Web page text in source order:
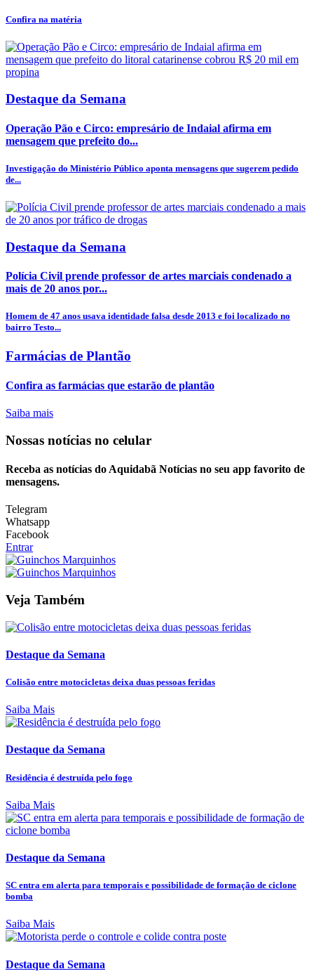
Confira na matéria
Destaque da Semana
Operação Pão e Circo: empresário de Indaial afirma em
mensagem que prefeito do...
Investigação do Ministério Público aponta mensagens que sugerem pedido
de...
Destaque da Semana
Polícia Civil prende professor de artes marciais condenado a
mais de 20 anos por...
Homem de 47 anos usava identidade falsa desde 2013 e foi localizado no
bairro Testo...
Farmácias de Plantão
Confira as farmácias que estarão de plantão
Saiba mais
Nossas notícias no celular
Receba as notícias do Aquidabã Notícias no seu app favorito de
mensagens.
Telegram
Whatsapp
Facebook
Entrar
Veja Também
Destaque da Semana
Colisão entre motocicletas deixa duas pessoas feridas
Saiba Mais
Destaque da Semana
Residência é destruída pelo fogo
Saiba Mais
Destaque da Semana
SC entra em alerta para temporais e possibilidade de formação de ciclone
bomba
Saiba Mais
Destaque da Semana